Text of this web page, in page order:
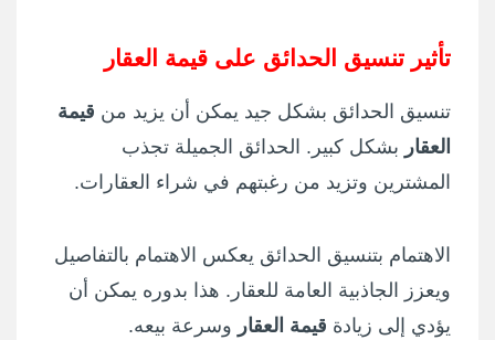
تأثير تنسيق الحدائق على قيمة العقار
تنسيق الحدائق بشكل جيد يمكن أن يزيد من قيمة
العقار بشكل كبير. الحدائق الجميلة تجذب
المشترين وتزيد من رغبتهم في شراء العقارات.
الاهتمام بتنسيق الحدائق يعكس الاهتمام بالتفاصيل
ويعزز الجاذبية العامة للعقار. هذا بدوره يمكن أن
يؤدي إلى زيادة قيمة العقار وسرعة بيعه.